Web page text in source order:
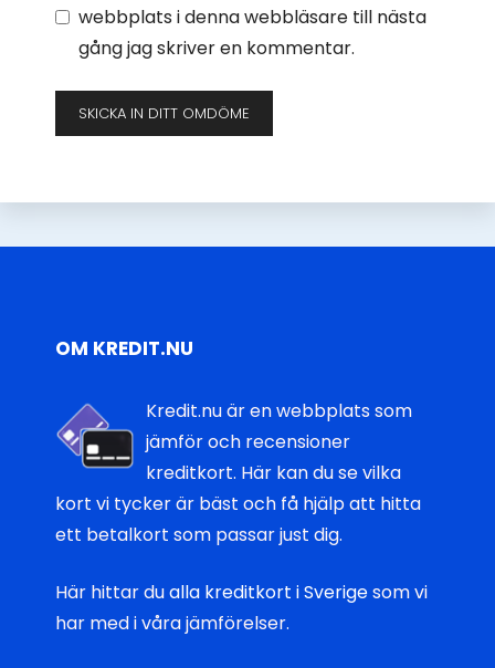
webbplats i denna webbläsare till nästa
gång jag skriver en kommentar.
OM KREDIT.NU
Kredit.nu är en webbplats som
jämför och recensioner
kreditkort. Här kan du se vilka
kort vi tycker är bäst och få hjälp att hitta
ett betalkort som passar just dig.
Här hittar dualla kreditkort i Sverigesom vi
har med i våra jämförelser.